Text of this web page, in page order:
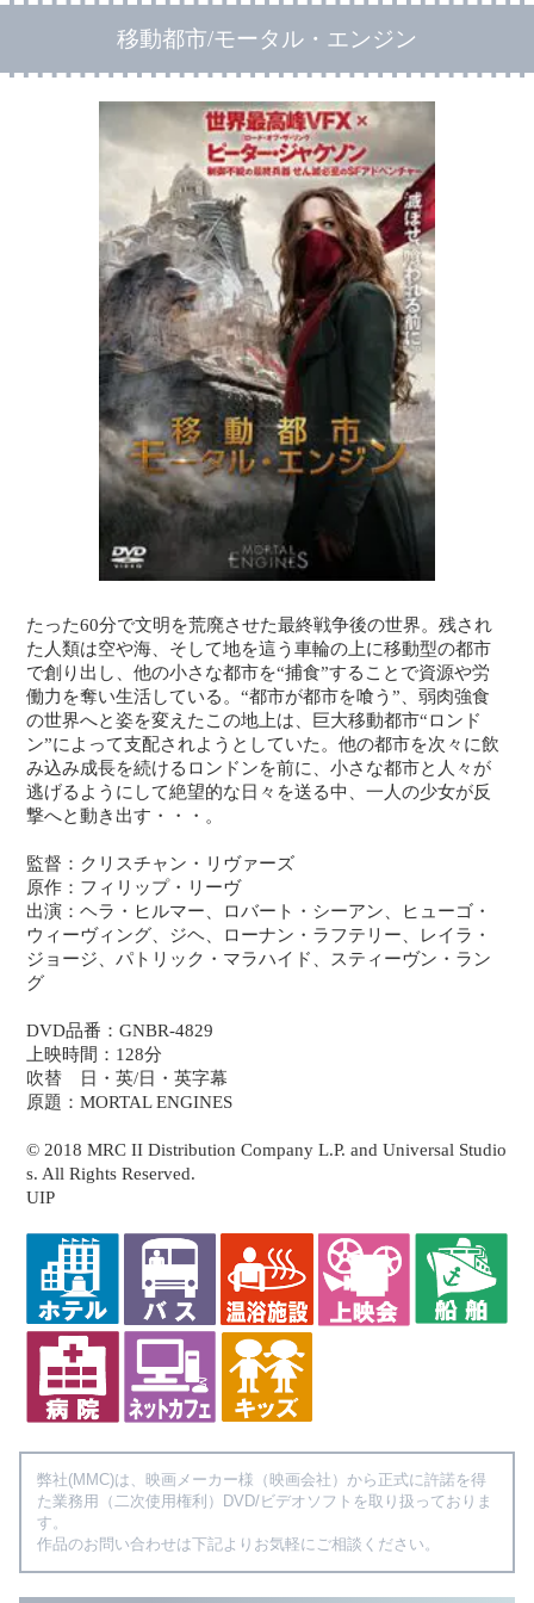
移動都市/モータル・エンジン
たった60分で文明を荒廃させた最終戦争後の世界。残され
た人類は空や海、そして地を這う車輪の上に移動型の都市
で創り出し、他の小さな都市を“捕食”することで資源や労
働力を奪い生活している。“都市が都市を喰う”、弱肉強食
の世界へと姿を変えたこの地上は、巨大移動都市“ロンド
ン”によって支配されようとしていた。他の都市を次々に飲
み込み成長を続けるロンドンを前に、小さな都市と人々が
逃げるようにして絶望的な日々を送る中、一人の少女が反
撃へと動き出す・・・。
監督：クリスチャン・リヴァーズ
原作：フィリップ・リーヴ
出演：ヘラ・ヒルマー、ロバート・シーアン、ヒューゴ・
ウィーヴィング、ジヘ、ローナン・ラフテリー、レイラ・
ジョージ、パトリック・マラハイド、スティーヴン・ラン
グ
DVD品番：GNBR-4829
上映時間：128分
吹替 日・英/日・英字幕
原題：MORTAL ENGINES
© 2018 MRC II Distribution Company L.P. and Universal Studio
s. All Rights Reserved.
UIP
弊社(MMC)は、映画メーカー様（映画会社）から正式に許諾を得
た業務用（二次使用権利）DVD/ビデオソフトを取り扱っておりま
す。
作品のお問い合わせは下記よりお気軽にご相談ください。